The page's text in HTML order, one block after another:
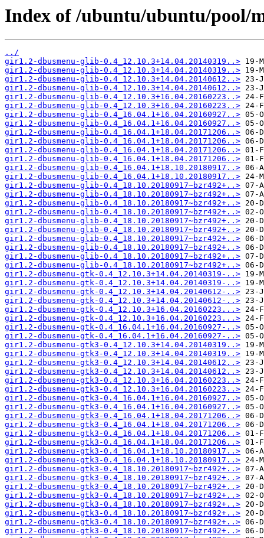
Index of /ubuntu/ubuntu/pool/
../
gir1.2-dbusmenu-glib-0.4_12.10.3+14.04.20140319..>
gir1.2-dbusmenu-glib-0.4_12.10.3+14.04.20140319..>
gir1.2-dbusmenu-glib-0.4_12.10.3+14.04.20140612..>
gir1.2-dbusmenu-glib-0.4_12.10.3+14.04.20140612..>
gir1.2-dbusmenu-glib-0.4_12.10.3+16.04.20160223..>
gir1.2-dbusmenu-glib-0.4_12.10.3+16.04.20160223..>
gir1.2-dbusmenu-glib-0.4_16.04.1+16.04.20160927..>
gir1.2-dbusmenu-glib-0.4_16.04.1+16.04.20160927..>
gir1.2-dbusmenu-glib-0.4_16.04.1+18.04.20171206..>
gir1.2-dbusmenu-glib-0.4_16.04.1+18.04.20171206..>
gir1.2-dbusmenu-glib-0.4_16.04.1+18.04.20171206..>
gir1.2-dbusmenu-glib-0.4_16.04.1+18.04.20171206..>
gir1.2-dbusmenu-glib-0.4_16.04.1+18.10.20180917..>
gir1.2-dbusmenu-glib-0.4_16.04.1+18.10.20180917..>
gir1.2-dbusmenu-glib-0.4_18.10.20180917~bzr492+..>
gir1.2-dbusmenu-glib-0.4_18.10.20180917~bzr492+..>
gir1.2-dbusmenu-glib-0.4_18.10.20180917~bzr492+..>
gir1.2-dbusmenu-glib-0.4_18.10.20180917~bzr492+..>
gir1.2-dbusmenu-glib-0.4_18.10.20180917~bzr492+..>
gir1.2-dbusmenu-glib-0.4_18.10.20180917~bzr492+..>
gir1.2-dbusmenu-glib-0.4_18.10.20180917~bzr492+..>
gir1.2-dbusmenu-glib-0.4_18.10.20180917~bzr492+..>
gir1.2-dbusmenu-glib-0.4_18.10.20180917~bzr492+..>
gir1.2-dbusmenu-glib-0.4_18.10.20180917~bzr492+..>
gir1.2-dbusmenu-gtk-0.4_12.10.3+14.04.20140319-..>
gir1.2-dbusmenu-gtk-0.4_12.10.3+14.04.20140319-..>
gir1.2-dbusmenu-gtk-0.4_12.10.3+14.04.20140612-..>
gir1.2-dbusmenu-gtk-0.4_12.10.3+14.04.20140612-..>
gir1.2-dbusmenu-gtk-0.4_12.10.3+16.04.20160223...>
gir1.2-dbusmenu-gtk-0.4_12.10.3+16.04.20160223...>
gir1.2-dbusmenu-gtk-0.4_16.04.1+16.04.20160927-..>
gir1.2-dbusmenu-gtk-0.4_16.04.1+16.04.20160927-..>
gir1.2-dbusmenu-gtk3-0.4_12.10.3+14.04.20140319..>
gir1.2-dbusmenu-gtk3-0.4_12.10.3+14.04.20140319..>
gir1.2-dbusmenu-gtk3-0.4_12.10.3+14.04.20140612..>
gir1.2-dbusmenu-gtk3-0.4_12.10.3+14.04.20140612..>
gir1.2-dbusmenu-gtk3-0.4_12.10.3+16.04.20160223..>
gir1.2-dbusmenu-gtk3-0.4_12.10.3+16.04.20160223..>
gir1.2-dbusmenu-gtk3-0.4_16.04.1+16.04.20160927..>
gir1.2-dbusmenu-gtk3-0.4_16.04.1+16.04.20160927..>
gir1.2-dbusmenu-gtk3-0.4_16.04.1+18.04.20171206..>
gir1.2-dbusmenu-gtk3-0.4_16.04.1+18.04.20171206..>
gir1.2-dbusmenu-gtk3-0.4_16.04.1+18.04.20171206..>
gir1.2-dbusmenu-gtk3-0.4_16.04.1+18.04.20171206..>
gir1.2-dbusmenu-gtk3-0.4_16.04.1+18.10.20180917..>
gir1.2-dbusmenu-gtk3-0.4_16.04.1+18.10.20180917..>
gir1.2-dbusmenu-gtk3-0.4_18.10.20180917~bzr492+..>
gir1.2-dbusmenu-gtk3-0.4_18.10.20180917~bzr492+..>
gir1.2-dbusmenu-gtk3-0.4_18.10.20180917~bzr492+..>
gir1.2-dbusmenu-gtk3-0.4_18.10.20180917~bzr492+..>
gir1.2-dbusmenu-gtk3-0.4_18.10.20180917~bzr492+..>
gir1.2-dbusmenu-gtk3-0.4_18.10.20180917~bzr492+..>
gir1.2-dbusmenu-gtk3-0.4_18.10.20180917~bzr492+..>
gir1.2-dbusmenu-gtk3-0.4_18.10.20180917~bzr492+..>